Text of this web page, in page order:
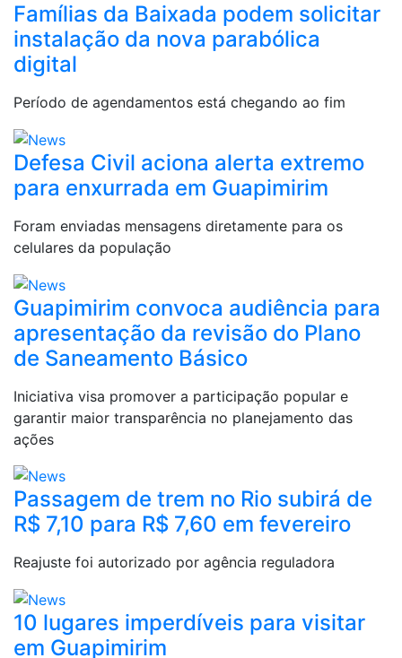
Famílias da Baixada podem solicitar
instalação da nova parabólica
digital
Período de agendamentos está chegando ao fim
Defesa Civil aciona alerta extremo
para enxurrada em Guapimirim
Foram enviadas mensagens diretamente para os
celulares da população
Guapimirim convoca audiência para
apresentação da revisão do Plano
de Saneamento Básico
Iniciativa visa promover a participação popular e
garantir maior transparência no planejamento das
ações
Passagem de trem no Rio subirá de
R$ 7,10 para R$ 7,60 em fevereiro
Reajuste foi autorizado por agência reguladora
10 lugares imperdíveis para visitar
em Guapimirim